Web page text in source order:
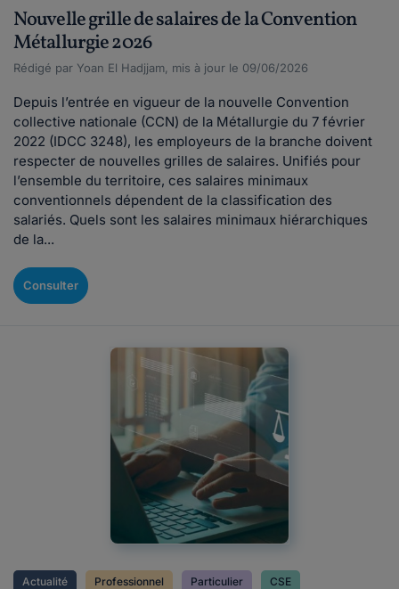
Nouvelle grille de salaires de la Convention
Métallurgie 2026
Rédigé par Yoan El Hadjjam, mis à jour le 09/06/2026
Depuis l’entrée en vigueur de la nouvelle Convention
collective nationale (CCN) de la Métallurgie du 7 février
2022 (IDCC 3248), les employeurs de la branche doivent
respecter de nouvelles grilles de salaires. Unifiés pour
l’ensemble du territoire, ces salaires minimaux
conventionnels dépendent de la classification des
salariés. Quels sont les salaires minimaux hiérarchiques
de la...
Consulter
Actualité Professionnel Particulier CSE